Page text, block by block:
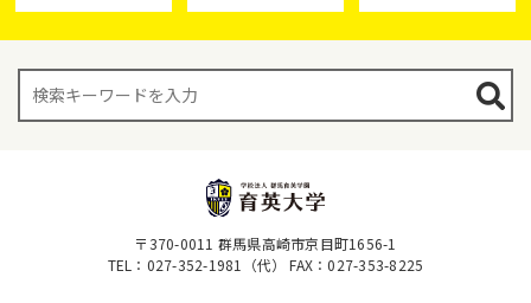
〒370-0011 群馬県高崎市京目町1656-1
TEL：027-352-1981（代）
FAX：027-353-8225